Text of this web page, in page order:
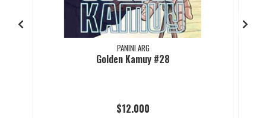
PANINI ARG
Golden Kamuy #28
$12.000